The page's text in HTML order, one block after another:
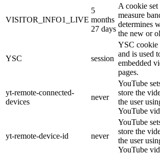
VISITOR_INFO1_LIVE
5
months
27 days
A cookie
measure
determines
the new or
YSC session
YSC cookie
and is used
embedded
pages.
yt-remote-connected-
devices
never
YouTube
store the
the user
YouTube
yt-remote-device-id never
YouTube
store the
the user
YouTube